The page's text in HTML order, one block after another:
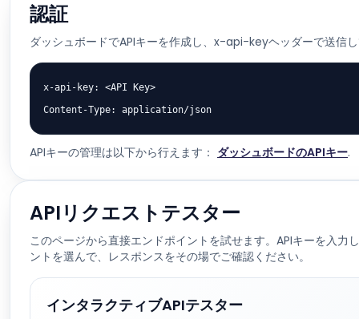
認証
ダッシュボードでAPIキーを作成し、x-api-keyヘッダーで送信
x-api-key: <API Key>
Content-Type: application/json
APIキーの管理は以下から行えます： ダッシュボードのAPIキー.
APIリクエストテスター
このページから直接エンドポイントを試せます。APIキーを入力
ントを選んで、レスポンスをその場でご確認ください。
インタラクティブAPIテスター